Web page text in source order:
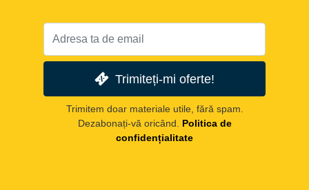
Trimiteți-mi oferte!
Trimitem doar materiale utile, fără spam.
Dezabonați-vă oricând. Politica de
confidențialitate